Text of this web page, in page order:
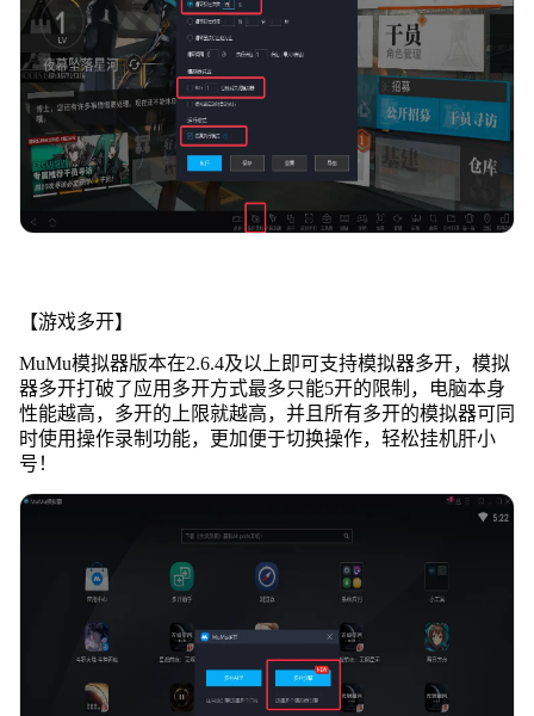
【游戏多开】
MuMu模拟器版本在2.6.4及以上即可支持模拟器多开，模拟
器多开打破了应用多开方式最多只能5开的限制，电脑本身
性能越高，多开的上限就越高，并且所有多开的模拟器可同
时使用操作录制功能，更加便于切换操作，轻松挂机肝小
号！